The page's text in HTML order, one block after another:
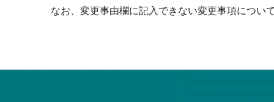
なお、変更事由欄に記入できない変更事項につい